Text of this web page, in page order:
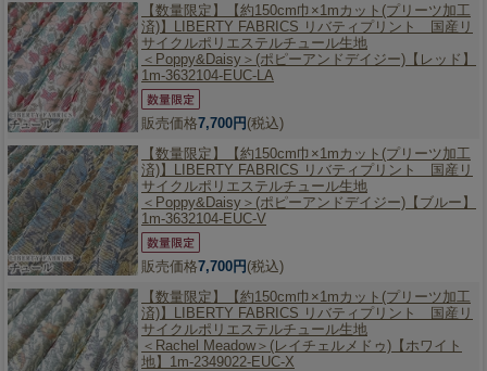
【数量限定】
【約150cm巾×1mカット(プリーツ加工
済)】LIBERTY FABRICS リバティプリント 国産リ
サイクルポリエステルチュール生地
＜Poppy&Daisy＞(ポピーアンドデイジー)【レッド】
1m-3632104-EUC-LA
販売価格7,700円 (税込)
【数量限定】
【約150cm巾×1mカット(プリーツ加工
済)】LIBERTY FABRICS リバティプリント 国産リ
サイクルポリエステルチュール生地
＜Poppy&Daisy＞(ポピーアンドデイジー)【ブルー】
1m-3632104-EUC-V
販売価格7,700円 (税込)
【数量限定】
【約150cm巾×1mカット(プリーツ加工
済)】LIBERTY FABRICS リバティプリント 国産リ
サイクルポリエステルチュール生地
＜Rachel Meadow＞(レイチェルメドゥ)【ホワイト
地】1m-2349022-EUC-X